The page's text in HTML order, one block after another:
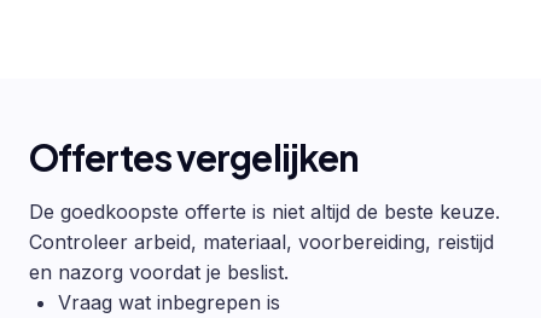
Offertes vergelijken
De goedkoopste offerte is niet altijd de beste keuze.
Controleer arbeid, materiaal, voorbereiding, reistijd
en nazorg voordat je beslist.
Vraag wat inbegrepen is